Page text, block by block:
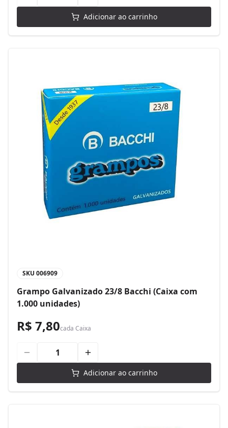
Adicionar ao carrinho
SKU 006909
Grampo Galvanizado 23/8 Bacchi (Caixa com
1.000 unidades)
R$ 7,80cada Caixa
Adicionar ao carrinho